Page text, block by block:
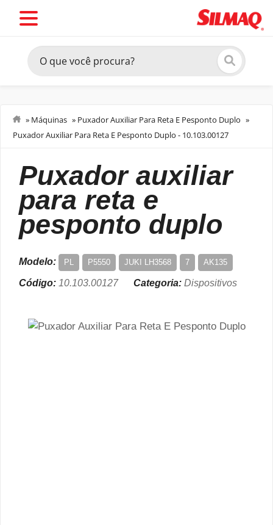
» Máquinas » Puxador Auxiliar Para Reta E Pesponto Duplo »
Puxador Auxiliar Para Reta E Pesponto Duplo - 10.103.00127
puxador auxiliar
para reta e
pesponto duplo
Modelo: PL P5550 JUKI LH3568 7 AK135
Código: 10.103.00127 Categoria: Dispositivos